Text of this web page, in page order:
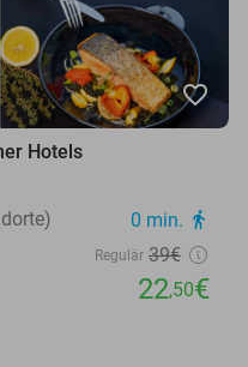
favorite_border
Hotels
0 min. directions_walk
Regulär 39€
22,50€